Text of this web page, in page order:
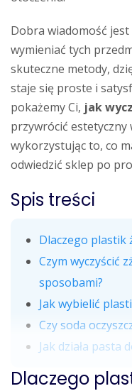
Dobra wiadomość
wymieniać tych
skuteczne metody,
staje się proste i
pokażemy Ci, jak
przywrócić
wykorzystując to, co
odwiedzić sklep po
Spis treści
Dlaczego plastik
Czym wyczyścić
sposobami?
Jak wybielić
Czy soda
Jak działa pasta
Dlaczego